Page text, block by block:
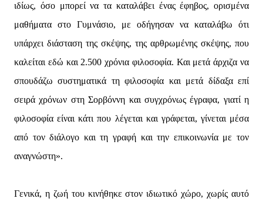
ιδίως, όσο μπορεί να τα καταλάβει ένας έφηβος, ορισμένα
μαθήματα στο Γυμνάσιο, με οδήγησαν να καταλάβω ότι
υπάρχει διάσταση της σκέψης, της αρθρωμένης σκέψης, που
καλείται εδώ και 2.500 χρόνια φιλοσοφία. Και μετά άρχιζα να
σπουδάζω συστηματικά τη φιλοσοφία και μετά δίδαξα επί
σειρά χρόνων στη Σορβόννη και συγχρόνως έγραφα, γιατί η
φιλοσοφία είναι κάτι που λέγεται και γράφεται, γίνεται μέσα
από τον διάλογο και τη γραφή και την επικοινωνία με τον
αναγνώστη».
Γενικά, η ζωή του κινήθηκε στον ιδιωτικό χώρο, χωρίς αυτό